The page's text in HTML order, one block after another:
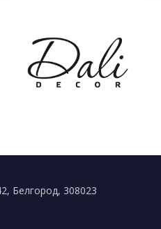
Белгород, 308023